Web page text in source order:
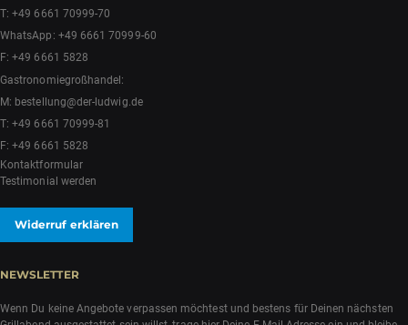
T:+49 6661 70999-70
WhatsApp: +49 6661 70999-60
F: +49 6661 5828
Gastronomiegroßhandel:
M: bestellung@der-ludwig.de
T:+49 6661 70999-81
F: +49 6661 5828
Kontaktformular
Testimonial werden
Widerruf erklären
NEWSLETTER
Wenn Du keine Angebote verpassen möchtest und bestens für Deinen nächsten